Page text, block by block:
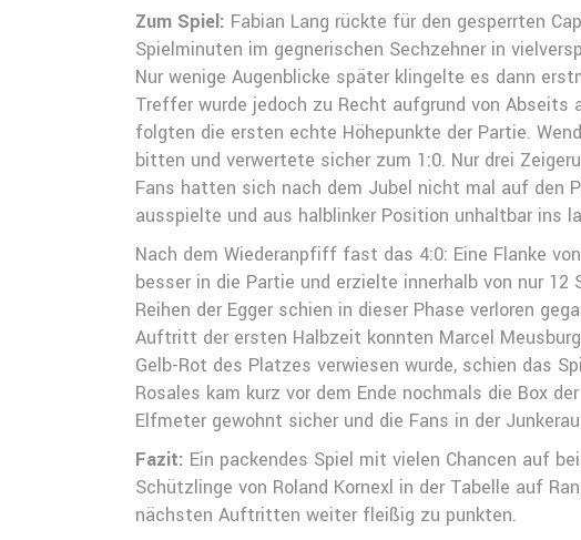
Zum Spiel: Fabian Lang rückte für den gesperrten
Spielminuten im gegnerischen Sechzehner in
Nur wenige Augenblicke später klingelte es dann
Treffer wurde jedoch zu Recht aufgrund von Abseits
folgten die ersten echte Höhepunkte der Partie.
bitten und verwertete sicher zum 1:0. Nur drei
Fans hatten sich nach dem Jubel nicht mal auf den
ausspielte und aus halblinker Position unhaltbar ins
Nach dem Wiederanpfiff fast das 4:0: Eine Flanke
besser in die Partie und erzielte innerhalb von nur
Reihen der Egger schien in dieser Phase verloren
Auftritt der ersten Halbzeit konnten Marcel
Gelb-Rot des Platzes verwiesen wurde, schien das
Rosales kam kurz vor dem Ende nochmals die Box
Elfmeter gewohnt sicher und die Fans in der
Fazit: Ein packendes Spiel mit vielen Chancen auf
Schützlinge von Roland Kornexl in der Tabelle auf
nächsten Auftritten weiter fleißig zu punkten.